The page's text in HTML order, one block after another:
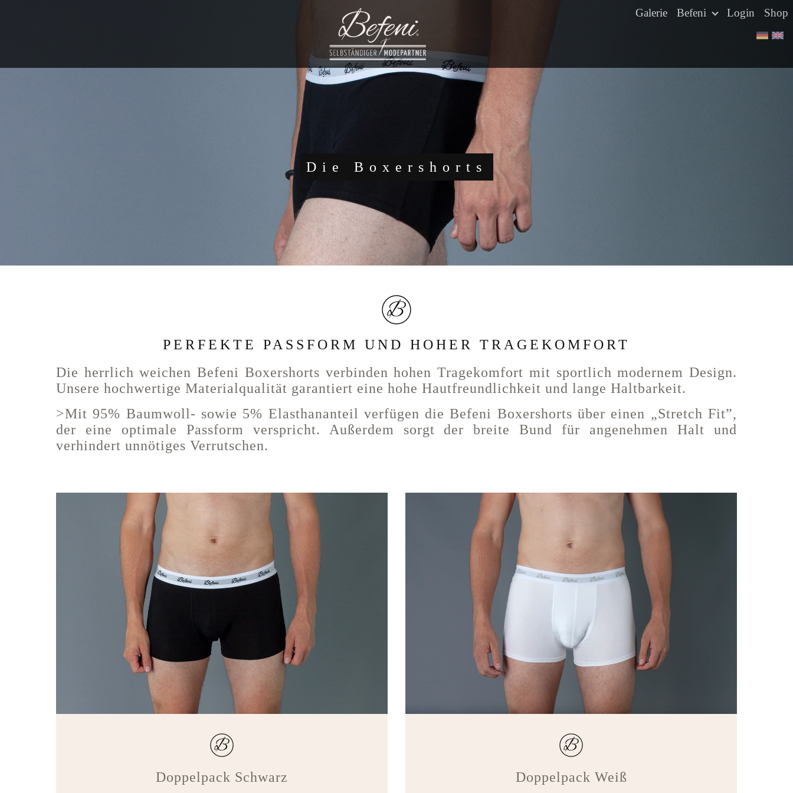
Galerie Befeni Login Shop
Die Boxershorts
PERFEKTE PASSFORM UND HOHER TRAGEKOMFORT
Die herrlich weichen Befeni Boxershorts verbinden hohen Tragekomfort mit sportlich modernem Design.
Unsere hochwertige Materialqualität garantiert eine hohe Hautfreundlichkeit und lange Haltbarkeit.
>Mit 95% Baumwoll- sowie 5% Elasthananteil verfügen die Befeni Boxershorts über einen „Stretch Fit”,
der eine optimale Passform verspricht. Außerdem sorgt der breite Bund für angenehmen Halt und
verhindert unnötiges Verrutschen.
Doppelpack Schwarz Doppelpack Weiß